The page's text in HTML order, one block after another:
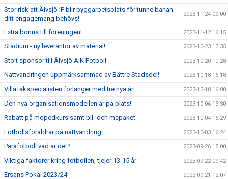
Stor risk att Älvsjö IP blir byggarbetsplats för tunnelbanan -
ditt engagemang behövs!
2023-11-24 09:00
Extra bonus till föreningen! 2023-11-12 16:15
Stadium - ny leverantör av material! 2023-10-23 13:35
Stolt sponsor till Älvsjö AIK Fotboll 2023-10-20 10:28
Nattvandringen uppmärksammad av Bättre Stadsdel! 2023-10-18 16:18
VillaTakspecialisten förlänger med tre nya år! 2023-10-18 16:00
Den nya organisationsmodellen är på plats! 2023-10-06 13:30
Rabatt på mopedkurs samt bil- och mcpaket 2023-10-04 15:29
Fotbollsföräldrar på nattvandring 2023-10-03 16:24
Parafotboll vad är det? 2023-09-26 15:00
Viktiga faktorer kring fotbollen, tjejer 13-15 år 2023-09-22 09:42
Ersans Pokal 2023/24 2023-09-21 12:07